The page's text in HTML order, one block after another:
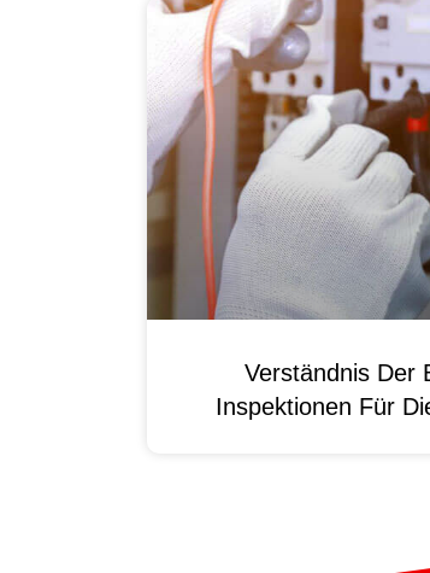
Verständnis Der
Inspektionen Für